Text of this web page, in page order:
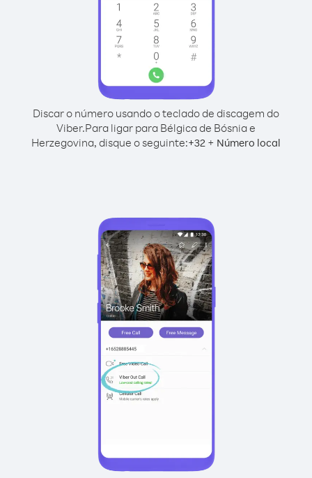
Discar o número usando o teclado de discagem do
Viber.Para ligar para Bélgica de Bósnia e
Herzegovina, disque o seguinte:+32 + Número local